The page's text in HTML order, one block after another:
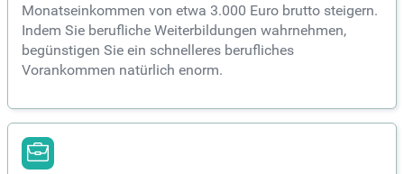
Monatseinkommen von etwa 3.000 Euro brutto steigern.
Indem Sie berufliche Weiterbildungen wahrnehmen,
begünstigen Sie ein schnelleres berufliches
Vorankommen natürlich enorm.